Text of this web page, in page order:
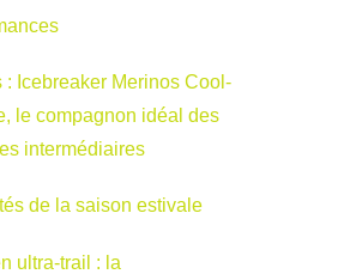
: Icebreaker Merinos Cool-
le compagnon idéal des
intermédiaires
de la saison estivale
ultra-trail : la